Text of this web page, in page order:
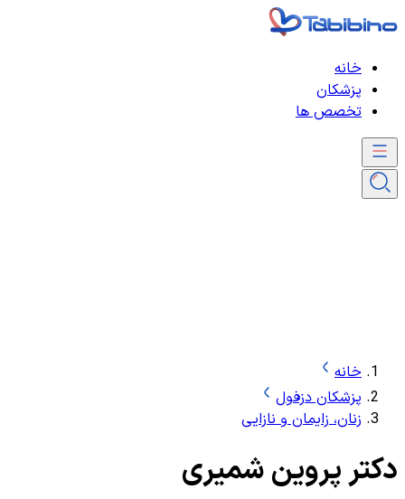
خانه
پزشکان
تخصص ها
خانه
پزشکان دزفول
زنان، زایمان و نازایی
دکتر پروین شمیری